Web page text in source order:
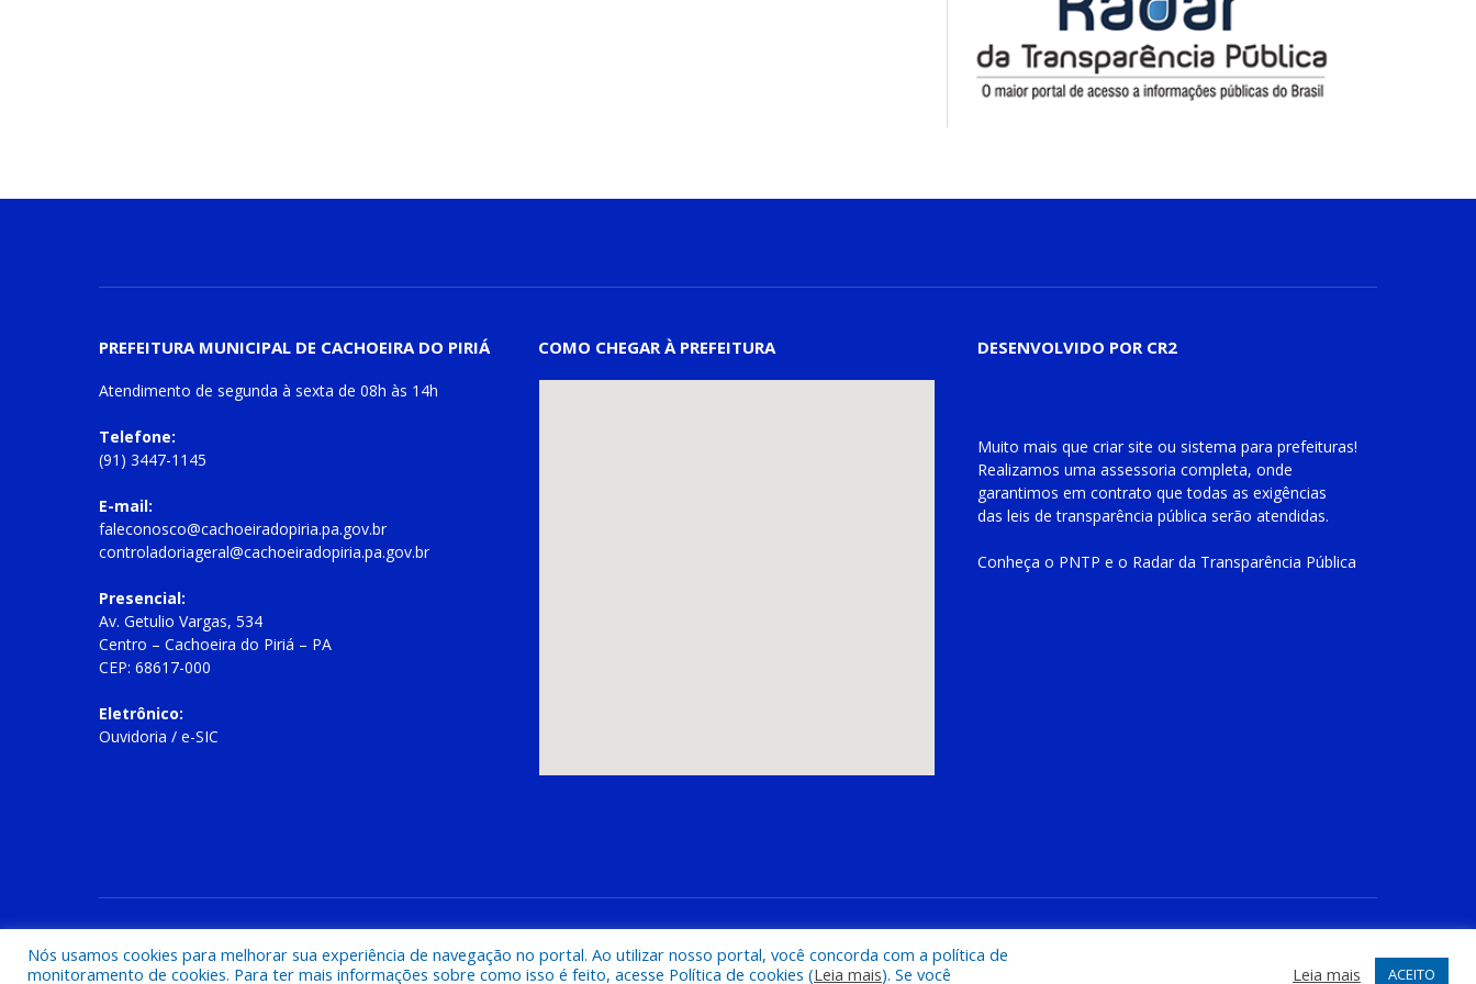
PREFEITURA MUNICIPAL DE CACHOEIRA DO PIRIÁ
Atendimento de segunda à sexta de 08h às 14h
Telefone:
(91) 3447-1145
E-mail:
faleconosco@cachoeiradopiria.pa.gov.br
controladoriageral@cachoeiradopiria.pa.gov.br
Presencial:
Av. Getulio Vargas, 534
Centro – Cachoeira do Piriá – PA
CEP: 68617-000
Eletrônico:
Ouvidoria / e-SIC
COMO CHEGAR À PREFEITURA DESENVOLVIDO POR CR2
Muito mais que criar site ou sistema para prefeituras!
Realizamos uma assessoria completa, onde
garantimos em contrato que todas as exigências
das leis de transparência pública serão atendidas.
Conheça o PNTP e o Radar da Transparência Pública
Nós usamos cookies para melhorar sua experiência de navegação no portal. Ao utilizar nosso portal, você concorda com a política de
monitoramento de cookies. Para ter mais informações sobre como isso é feito, acesse Política de cookies (Leia mais). Se você
Leia mais ACEITO